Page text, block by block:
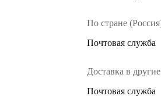
По стране
Почтовая служба
Доставка в
Почтовая служба